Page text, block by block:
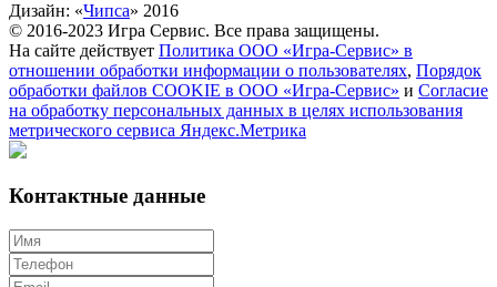
Дизайн: «Чипса» 2016
© 2016-2023 Игра Сервис. Все права защищены.
На сайте действует Политика ООО «Игра-Сервис» в
отношении обработки информации о пользователях, Порядок
обработки файлов COOKIE в ООО «Игра-Сервис» и Согласие
на обработку персональных данных в целях использования
метрического сервиса Яндекс.Метрика
Контактные данные